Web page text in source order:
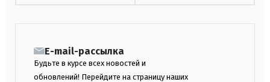
E-mail-рассылка
Будьте в курсе всех новостей и
обновлений! Перейдите на страницу наших